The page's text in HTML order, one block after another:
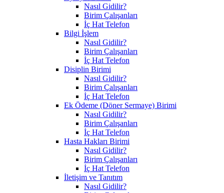
Nasıl Gidilir?
Birim Çalışanları
İç Hat Telefon
Bilgi İşlem
Nasıl Gidilir?
Birim Çalışanları
İç Hat Telefon
Disiplin Birimi
Nasıl Gidilir?
Birim Çalışanları
İç Hat Telefon
Ek Ödeme (Döner Sermaye) Birimi
Nasıl Gidilir?
Birim Çalışanları
İç Hat Telefon
Hasta Hakları Birimi
Nasıl Gidilir?
Birim Çalışanları
İç Hat Telefon
İletişim ve Tanıtım
Nasıl Gidilir?